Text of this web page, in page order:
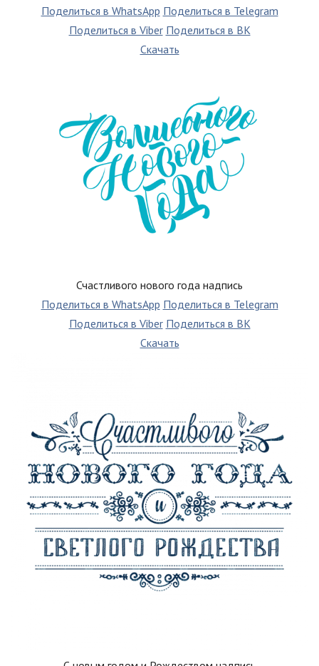
Поделиться в WhatsApp Поделиться в Telegram
Поделиться в Viber Поделиться в ВК
Скачать
Счастливого нового года надпись
Поделиться в WhatsApp Поделиться в Telegram
Поделиться в Viber Поделиться в ВК
Скачать